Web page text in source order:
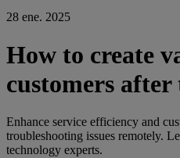
28 ene. 2025
How to create
customers after
Enhance service efficiency and
troubleshooting issues remotely.
technology experts.